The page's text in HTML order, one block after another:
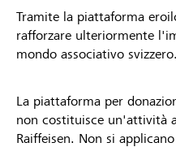
Tramite la piattaforma
rafforzare ulteriormente
mondo associativo svizzero.
La piattaforma per
non costituisce un'attività
Raiffeisen. Non si